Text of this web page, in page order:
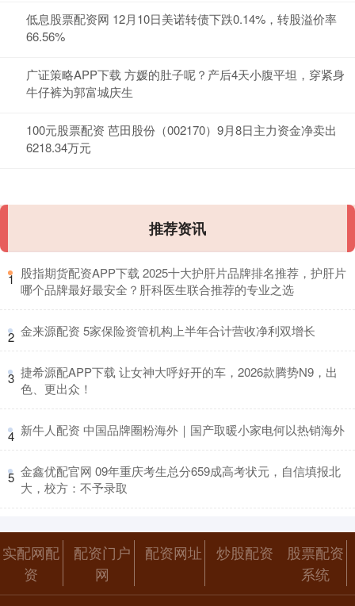
低息股票配资网 12月10日美诺转债下跌0.14%，转股溢价率
66.56%
广证策略APP下载 方媛的肚子呢？产后4天小腹平坦，穿紧身
牛仔裤为郭富城庆生
100元股票配资 芭田股份（002170）9月8日主力资金净卖出
6218.34万元
推荐资讯
1 ​股指期货配资APP下载 2025十大护肝片品牌排名推荐，护肝片
哪个品牌最好最安全？肝科医生联合推荐的专业之选
2 ​金来源配资 5家保险资管机构上半年合计营收净利双增长
3 ​捷希源配APP下载 让女神大呼好开的车，2026款腾势N9，出
色、更出众！
4 ​新牛人配资 中国品牌圈粉海外｜国产取暖小家电何以热销海外
5 ​金鑫优配官网 09年重庆考生总分659成高考状元，自信填报北
大，校方：不予录取
实配网配
资
配资门户
网
配资网址 炒股配资
股票配资
系统